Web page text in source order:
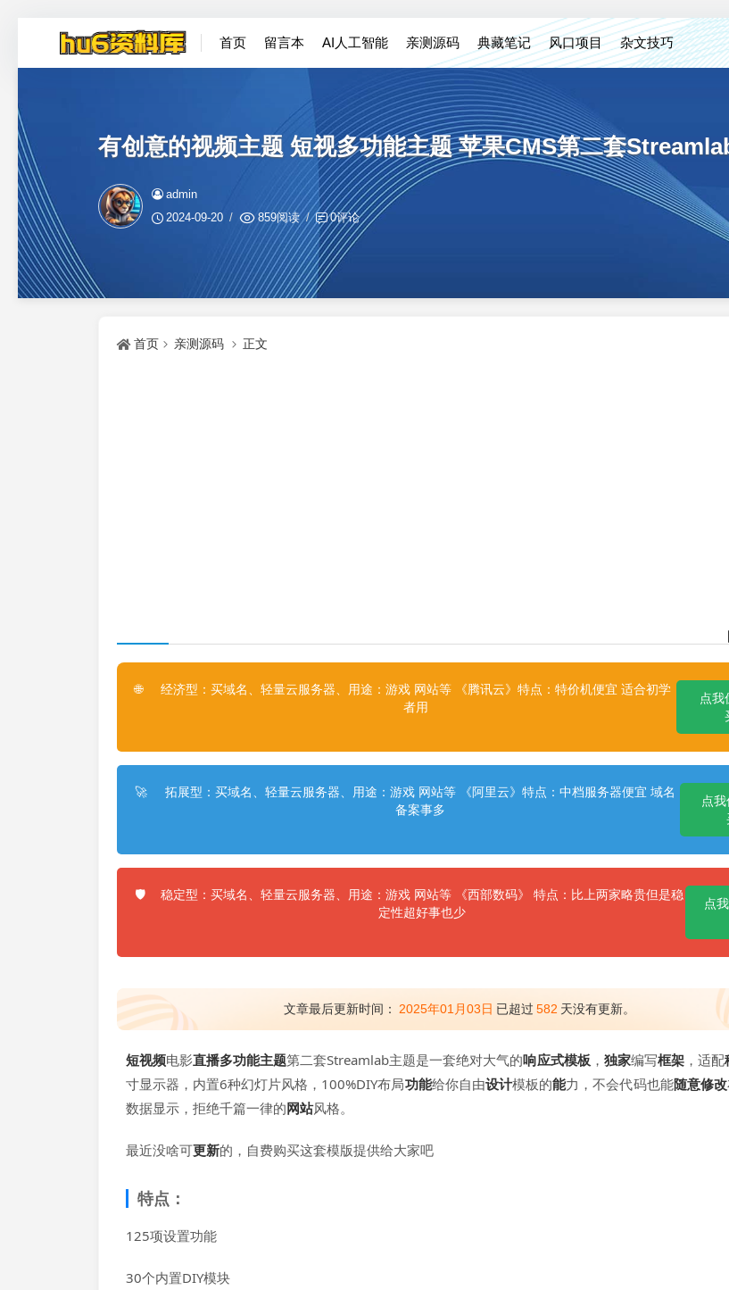
首页 留言本 AI人工智能 亲测源码 典藏笔记 风口项目 杂文技巧
有创意的视频主题 短视多功能主题 苹果CMS第二套
admin
2024-09-20
859阅读 0评论
首页 亲测源码 正文
🌐
经济型：买域名、轻量云服务器、用途：游戏 网站等 《腾讯云》特点：特价机便宜 适合初学
者用
点我
🚀
拓展型：买域名、轻量云服务器、用途：游戏 网站等 《阿里云》特点：中档服务器便宜 域名
备案事多
点
🛡️
稳定型：买域名、轻量云服务器、用途：游戏 网站等 《西部数码》 特点：比上两家略贵但是稳
定性超好事也少
点
文章最后更新时间： 2025年01月03日 已超过 582 天没有更新。
短视频电影直播多功能主题第二套Streamlab主题是一套绝对大气的响应式模板， 独家编写框架，适配
寸显示器，内置6种幻灯片风格，100%DIY布局功能给你自由设计模板的能力，不会代码也能随意修改
数据显示，拒绝千篇一律的网站风格。
最近没啥可更新的，自费购买这套模版提供给大家吧
特点：
125项设置功能
30个内置DIY模块